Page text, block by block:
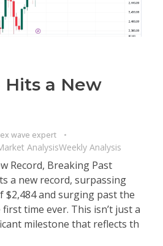
Hits a New
wave expert
AnalysisWeekly Analysis
Record, Breaking Past
a new record, surpassing
and surging past the
time ever. This isn’t just a
milestone that reflects th